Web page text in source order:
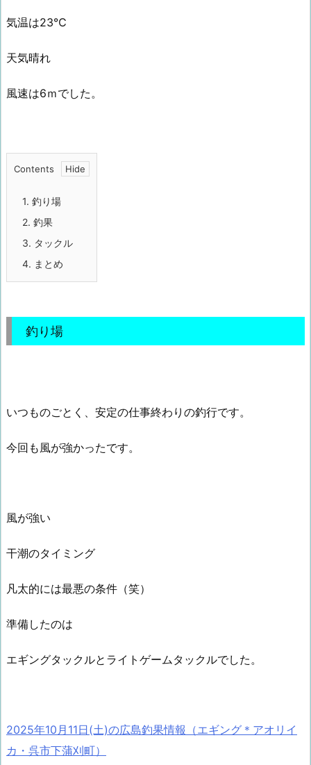
気温は23℃
天気晴れ
風速は6ｍでした。
Contents
1. 釣り場
2. 釣果
3. タックル
4. まとめ
釣り場
いつものごとく、安定の仕事終わりの釣行です。
今回も風が強かったです。
風が強い
干潮のタイミング
凡太的には最悪の条件（笑）
準備したのは
エギングタックルとライトゲームタックルでした。
2025年10月11日(土)の広島釣果情報（エギング＊アオリイ
カ・呉市下蒲刈町）